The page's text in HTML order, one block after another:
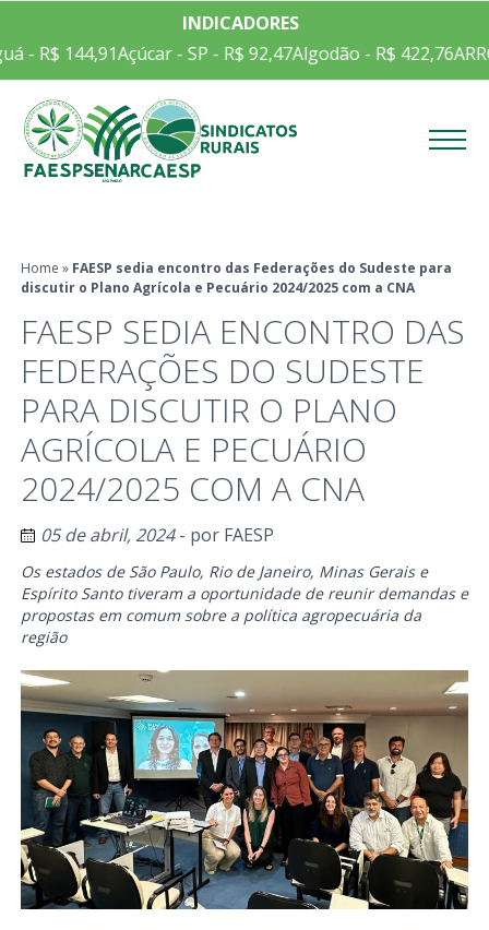
INDICADORES
- R$ 144,91Açúcar - SP - R$ 92,47Algodão - R$ 422,76
Home » FAESP sedia encontro das Federações do Sudeste para
discutir o Plano Agrícola e Pecuário 2024/2025 com a CNA
FAESP SEDIA ENCONTRO DAS
FEDERAÇÕES DO SUDESTE
PARA DISCUTIR O PLANO
AGRÍCOLA E PECUÁRIO
2024/2025 COM A CNA
05 de abril, 2024- por FAESP
Os estados de São Paulo, Rio de Janeiro, Minas Gerais e
Espírito Santo tiveram a oportunidade de reunir demandas e
propostas em comum sobre a política agropecuária da
região